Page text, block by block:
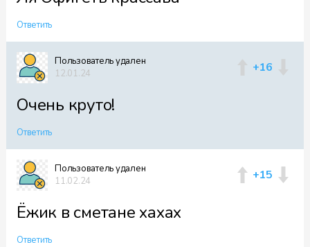
Ответить
Пользователь удален
12.01.24
+16
Очень круто!
Ответить
Пользователь удален
11.02.24
+15
Ёжик в сметане хахах
Ответить